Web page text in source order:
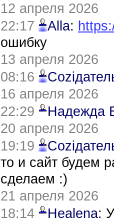
12 апреля 2026
22:17
Alla:
ошибку
13 апреля 2026
08:16
16 апреля 2026
22:29
Надежда
20 апреля 2026
19:19
то и сайт будем
сделаем :)
21 апреля 2026
18:14
Healena: